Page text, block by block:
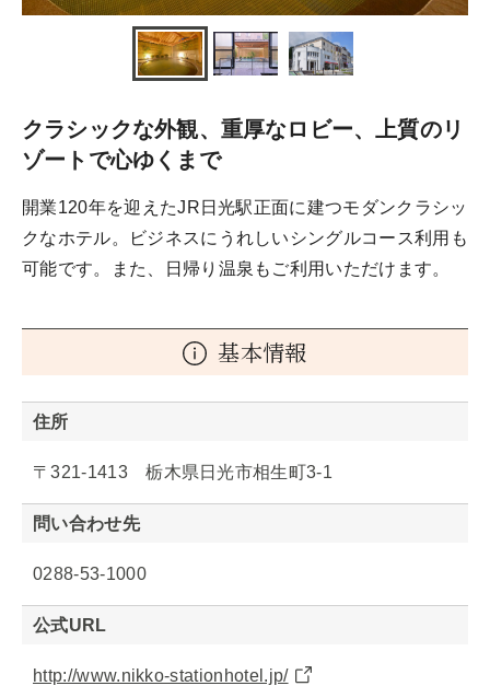
クラシックな外観、重厚なロビー、上質のリ
ゾートで心ゆくまで
開業120年を迎えたJR日光駅正面に建つモダンクラシッ
クなホテル。ビジネスにうれしいシングルコース利用も
可能です。また、日帰り温泉もご利用いただけます。
基本情報
住所
〒321-1413 栃木県日光市相生町3-1
問い合わせ先
0288-53-1000
公式URL
http://www.nikko-stationhotel.jp/